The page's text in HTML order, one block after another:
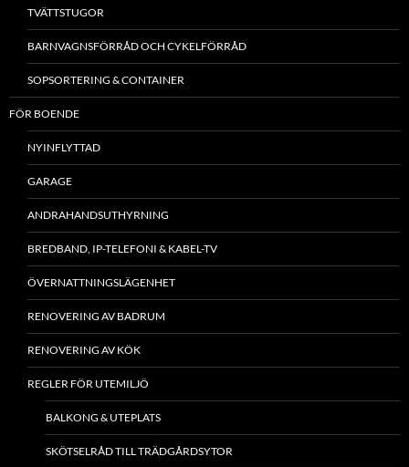
TVÄTTSTUGOR
BARNVAGNSFÖRRÅD OCH CYKELFÖRRÅD
SOPSORTERING & CONTAINER
FÖR BOENDE
NYINFLYTTAD
GARAGE
ANDRAHANDSUTHYRNING
BREDBAND, IP-TELEFONI & KABEL-TV
ÖVERNATTNINGSLÄGENHET
RENOVERING AV BADRUM
RENOVERING AV KÖK
REGLER FÖR UTEMILJÖ
BALKONG & UTEPLATS
SKÖTSELRÅD TILL TRÄDGÅRDSYTOR